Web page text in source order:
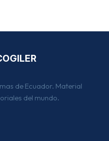
de Ecuador. Material
del mundo.